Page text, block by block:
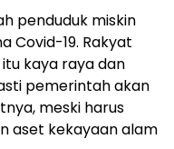
penduduk miskin
Covid-19. Rakyat
kaya raya dan
pemerintah akan
meski harus
aset kekayaan alam